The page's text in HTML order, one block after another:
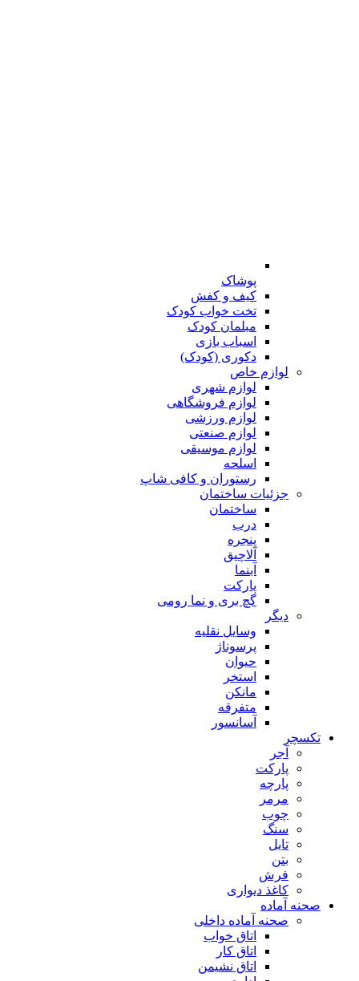
پوشاک
کیف و کفش
تخت خواب کودک
مبلمان کودک
اسباب بازی
دکوری (کودک)
لوازم خاص
لوازم شهری
لوازم فروشگاهی
لوازم ورزشی
لوازم صنعتی
لوازم موسیقی
اسلحه
رستوران و کافی شاپ
جزئیات ساختمان
ساختمان
درب
پنجره
آلاچیق
آبنما
پارکت
گچ بری و نما رومی
دیگر
وسایل نقلیه
پرسوناژ
حیوان
استخر
مانکن
متفرقه
آسانسور
تکسچر
آجر
پارکت
پارچه
مرمر
چوب
سنگ
تایل
بتن
فرش
کاغذ دیواری
صحنه آماده
صحنه آماده داخلی
اتاق خواب
اتاق کار
اتاق نشیمن